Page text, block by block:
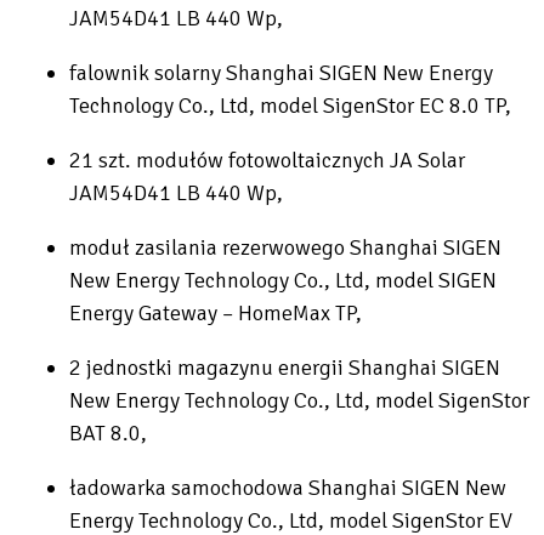
JAM54D41 LB 440 Wp,
falownik solarny Shanghai SIGEN New Energy
Technology Co., Ltd, model SigenStor EC 8.0 TP,
21 szt. modułów fotowoltaicznych JA Solar
JAM54D41 LB 440 Wp,
moduł zasilania rezerwowego Shanghai SIGEN
New Energy Technology Co., Ltd, model SIGEN
Energy Gateway – HomeMax TP,
2 jednostki magazynu energii Shanghai SIGEN
New Energy Technology Co., Ltd, model SigenStor
BAT 8.0,
ładowarka samochodowa Shanghai SIGEN New
Energy Technology Co., Ltd, model SigenStor EV